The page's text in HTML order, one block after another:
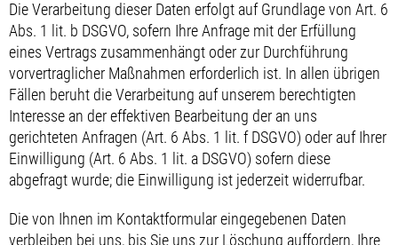
Die Verarbeitung dieser Daten erfolgt auf Grundlage von Art. 6
Abs. 1 lit. b DSGVO, sofern Ihre Anfrage mit der Erfüllung
eines Vertrags zusammenhängt oder zur Durchführung
vorvertraglicher Maßnahmen erforderlich ist. In allen übrigen
Fällen beruht die Verarbeitung auf unserem berechtigten
Interesse an der effektiven Bearbeitung der an uns
gerichteten Anfragen (Art. 6 Abs. 1 lit. f DSGVO) oder auf Ihrer
Einwilligung (Art. 6 Abs. 1 lit. a DSGVO) sofern diese
abgefragt wurde; die Einwilligung ist jederzeit widerrufbar.
Die von Ihnen im Kontaktformular eingegebenen Daten
verbleiben bei uns, bis Sie uns zur Löschung auffordern, Ihre